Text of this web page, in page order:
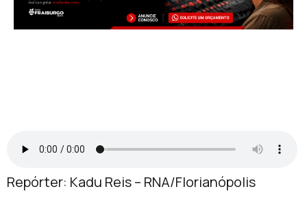
Repórter: Kadu Reis – RNA/Florianópolis